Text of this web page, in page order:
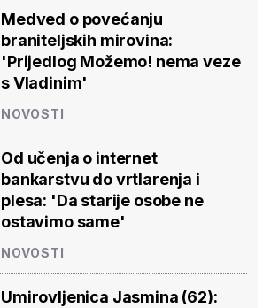
Medved o povećanju
braniteljskih mirovina:
'Prijedlog Možemo! nema veze
s Vladinim'
NOVOSTI
Od učenja o internet
bankarstvu do vrtlarenja i
plesa: 'Da starije osobe ne
ostavimo same'
NOVOSTI
Umirovljenica Jasmina (62):